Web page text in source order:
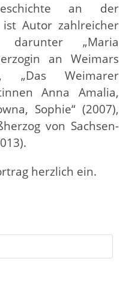
an der
Autor zahlreicher
darunter „Maria
an Weimars
„Das Weimarer
Anna Amalia,
Sophie“ (2007),
von Sachsen-
herzlich ein.